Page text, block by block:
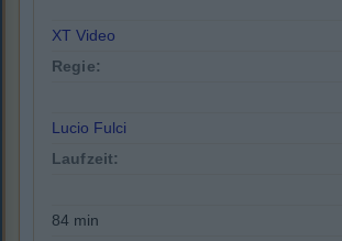
XT Video
Regie:
Lucio Fulci
Laufzeit:
84 min